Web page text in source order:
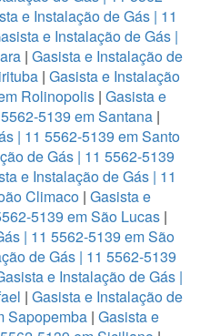
e Instalação de Gás | 11
e Instalação de Gás |
| Gasista e Instalação de
| Gasista e Instalação
Rolinopolis | Gasista e
5139 em Santana|
| 11 5562-5139 em Santo
de Gás | 11 5562-5139
e Instalação de Gás | 11
Climaco| Gasista e
5139 em São Lucas|
| 11 5562-5139 em São
de Gás | 11 5562-5139
e Instalação de Gás |
| Gasista e Instalação de
Sapopemba | Gasista e